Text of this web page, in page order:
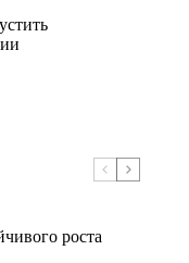
роста